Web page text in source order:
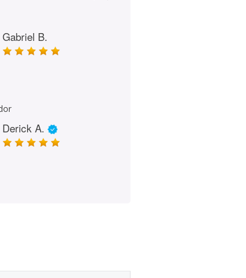
Gabriel B.
Derick A.